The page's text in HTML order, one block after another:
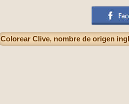
Colorear Clive, nombre de origen